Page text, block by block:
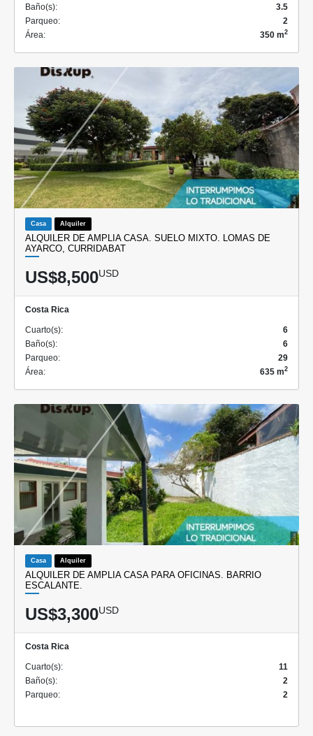
Baño(s):
3.5
Parqueo:
2
Área:
350 m2
Casa Alquiler
ALQUILER DE AMPLIA CASA. SUELO MIXTO. LOMAS DE
AYARCO, CURRIDABAT
US$8,500USD
Costa Rica
Cuarto(s):
6
Baño(s):
6
Parqueo:
29
Área:
635 m2
Casa Alquiler
ALQUILER DE AMPLIA CASA PARA OFICINAS. BARRIO
ESCALANTE.
US$3,300USD
Costa Rica
Cuarto(s):
11
Baño(s):
2
Parqueo:
2